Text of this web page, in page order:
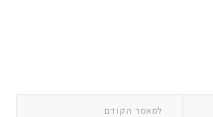
למאמר הקודם